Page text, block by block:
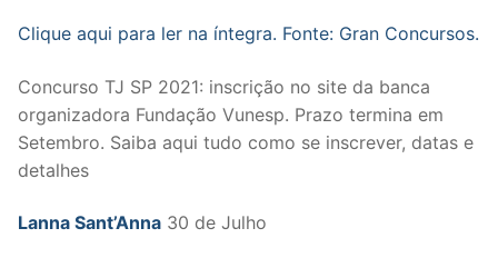
Clique aqui para ler na íntegra. Fonte: Gran Concursos.
Concurso TJ SP 2021: inscrição no site da banca
organizadora Fundação Vunesp. Prazo termina em
Setembro. Saiba aqui tudo como se inscrever, datas e
detalhes
Lanna Sant’Anna 30 de Julho